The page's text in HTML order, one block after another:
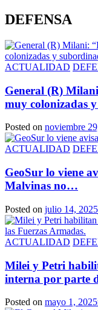
DEFENSA
ACTUALIDAD
General (R)
muy colonizadas
Posted on noviembre
ACTUALIDAD
GeoSur lo viene
Malvinas no…
Posted on julio 14, 2025
ACTUALIDAD
Milei y Petri
interna por parte
Posted on mayo 1, 2025